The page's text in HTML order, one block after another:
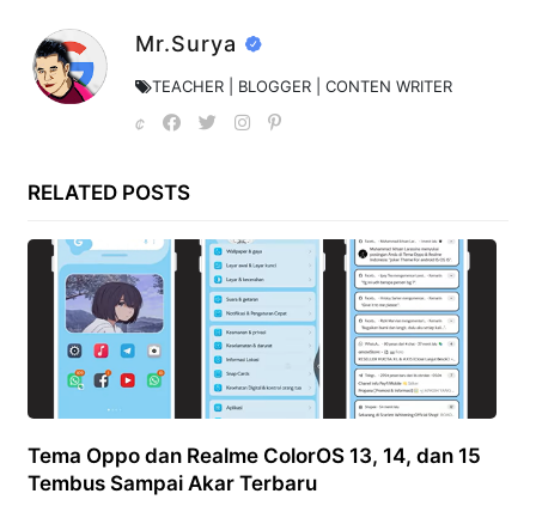
Mr.Surya
TEACHER | BLOGGER | CONTEN WRITER
RELATED POSTS
Tema Oppo dan Realme ColorOS 13, 14, dan 15
Tembus Sampai Akar Terbaru